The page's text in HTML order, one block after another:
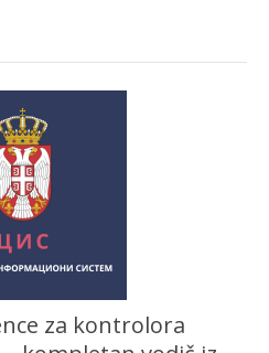
za kontrolora